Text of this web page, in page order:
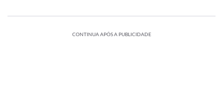
CONTINUA APÓS A PUBLICIDADE